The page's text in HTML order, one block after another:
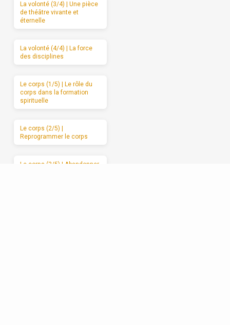
La volonté (3/4) | Une pièce
de théâtre vivante et
éternelle
La volonté (4/4) | La force
des disciplines
Le corps (1/5) | Le rôle du
corps dans la formation
spirituelle
Le corps (2/5) |
Reprogrammer le corps
Le corps (3/5) | Abandonner